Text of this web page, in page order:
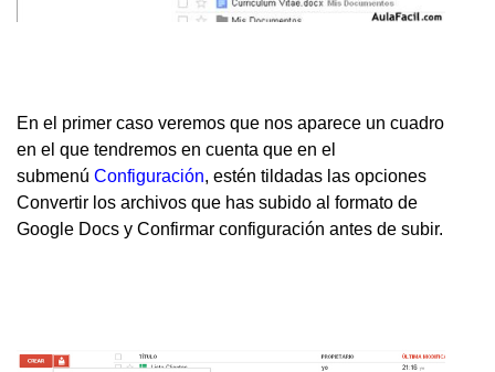
En el primer caso veremos que nos aparece un cuadro
en el que tendremos en cuenta que en el
submenú Configuración, estén tildadas las opciones
Convertir los archivos que has subido al formato de
Google Docs y Confirmar configuración antes de subir.